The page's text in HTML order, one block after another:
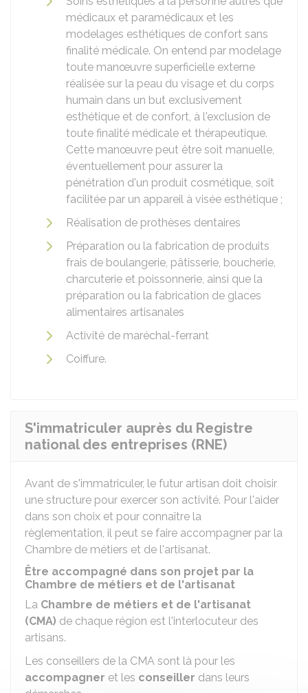
médicaux et paramédicaux et les
modelages esthétiques de confort sans
finalité médicale. On entend par modelage
toute manœuvre superficielle externe
réalisée sur la peau du visage et du corps
humain dans un but exclusivement
esthétique et de confort, à l'exclusion de
toute finalité médicale et thérapeutique.
Cette manœuvre peut être soit manuelle,
éventuellement pour assurer la
pénétration d'un produit cosmétique, soit
facilitée par un appareil à visée esthétique ;
Réalisation de prothèses dentaires
Préparation ou la fabrication de produits
frais de boulangerie, pâtisserie, boucherie,
charcuterie et poissonnerie, ainsi que la
préparation ou la fabrication de glaces
alimentaires artisanales
Activité de maréchal-ferrant
Coiffure.
S'immatriculer auprès du Registre
national des entreprises (RNE)
Avant de s'immatriculer, le futur artisan doit choisir
une structure pour exercer son activité. Pour l'aider
dans son choix et pour connaître la
règlementation, il peut se faire accompagner par la
Chambre de métiers et de l'artisanat.
Être accompagné dans son projet par la
Chambre de métiers et de l'artisanat
La Chambre de métiers et de l'artisanat
(CMA) de chaque région est l'interlocuteur des
artisans.
Les conseillers de la CMA sont là pour les
accompagner et les conseiller dans leurs